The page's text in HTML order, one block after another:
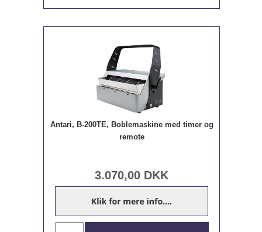
Antari, B-200TE, Boblemaskine med timer og
remote
3.070,00 DKK